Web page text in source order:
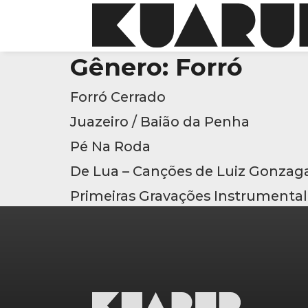
Gênero: Forró
Forró Cerrado
Juazeiro / Baião da Penha
Pé Na Roda
De Lua – Canções de Luiz
Primeiras Gravações Instrumental